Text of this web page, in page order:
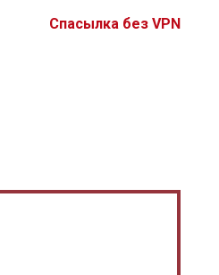
Спасылка без VPN